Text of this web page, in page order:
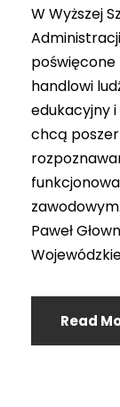
W Wyższej
handlowi
edukacyjny
chcą
Paweł
Read